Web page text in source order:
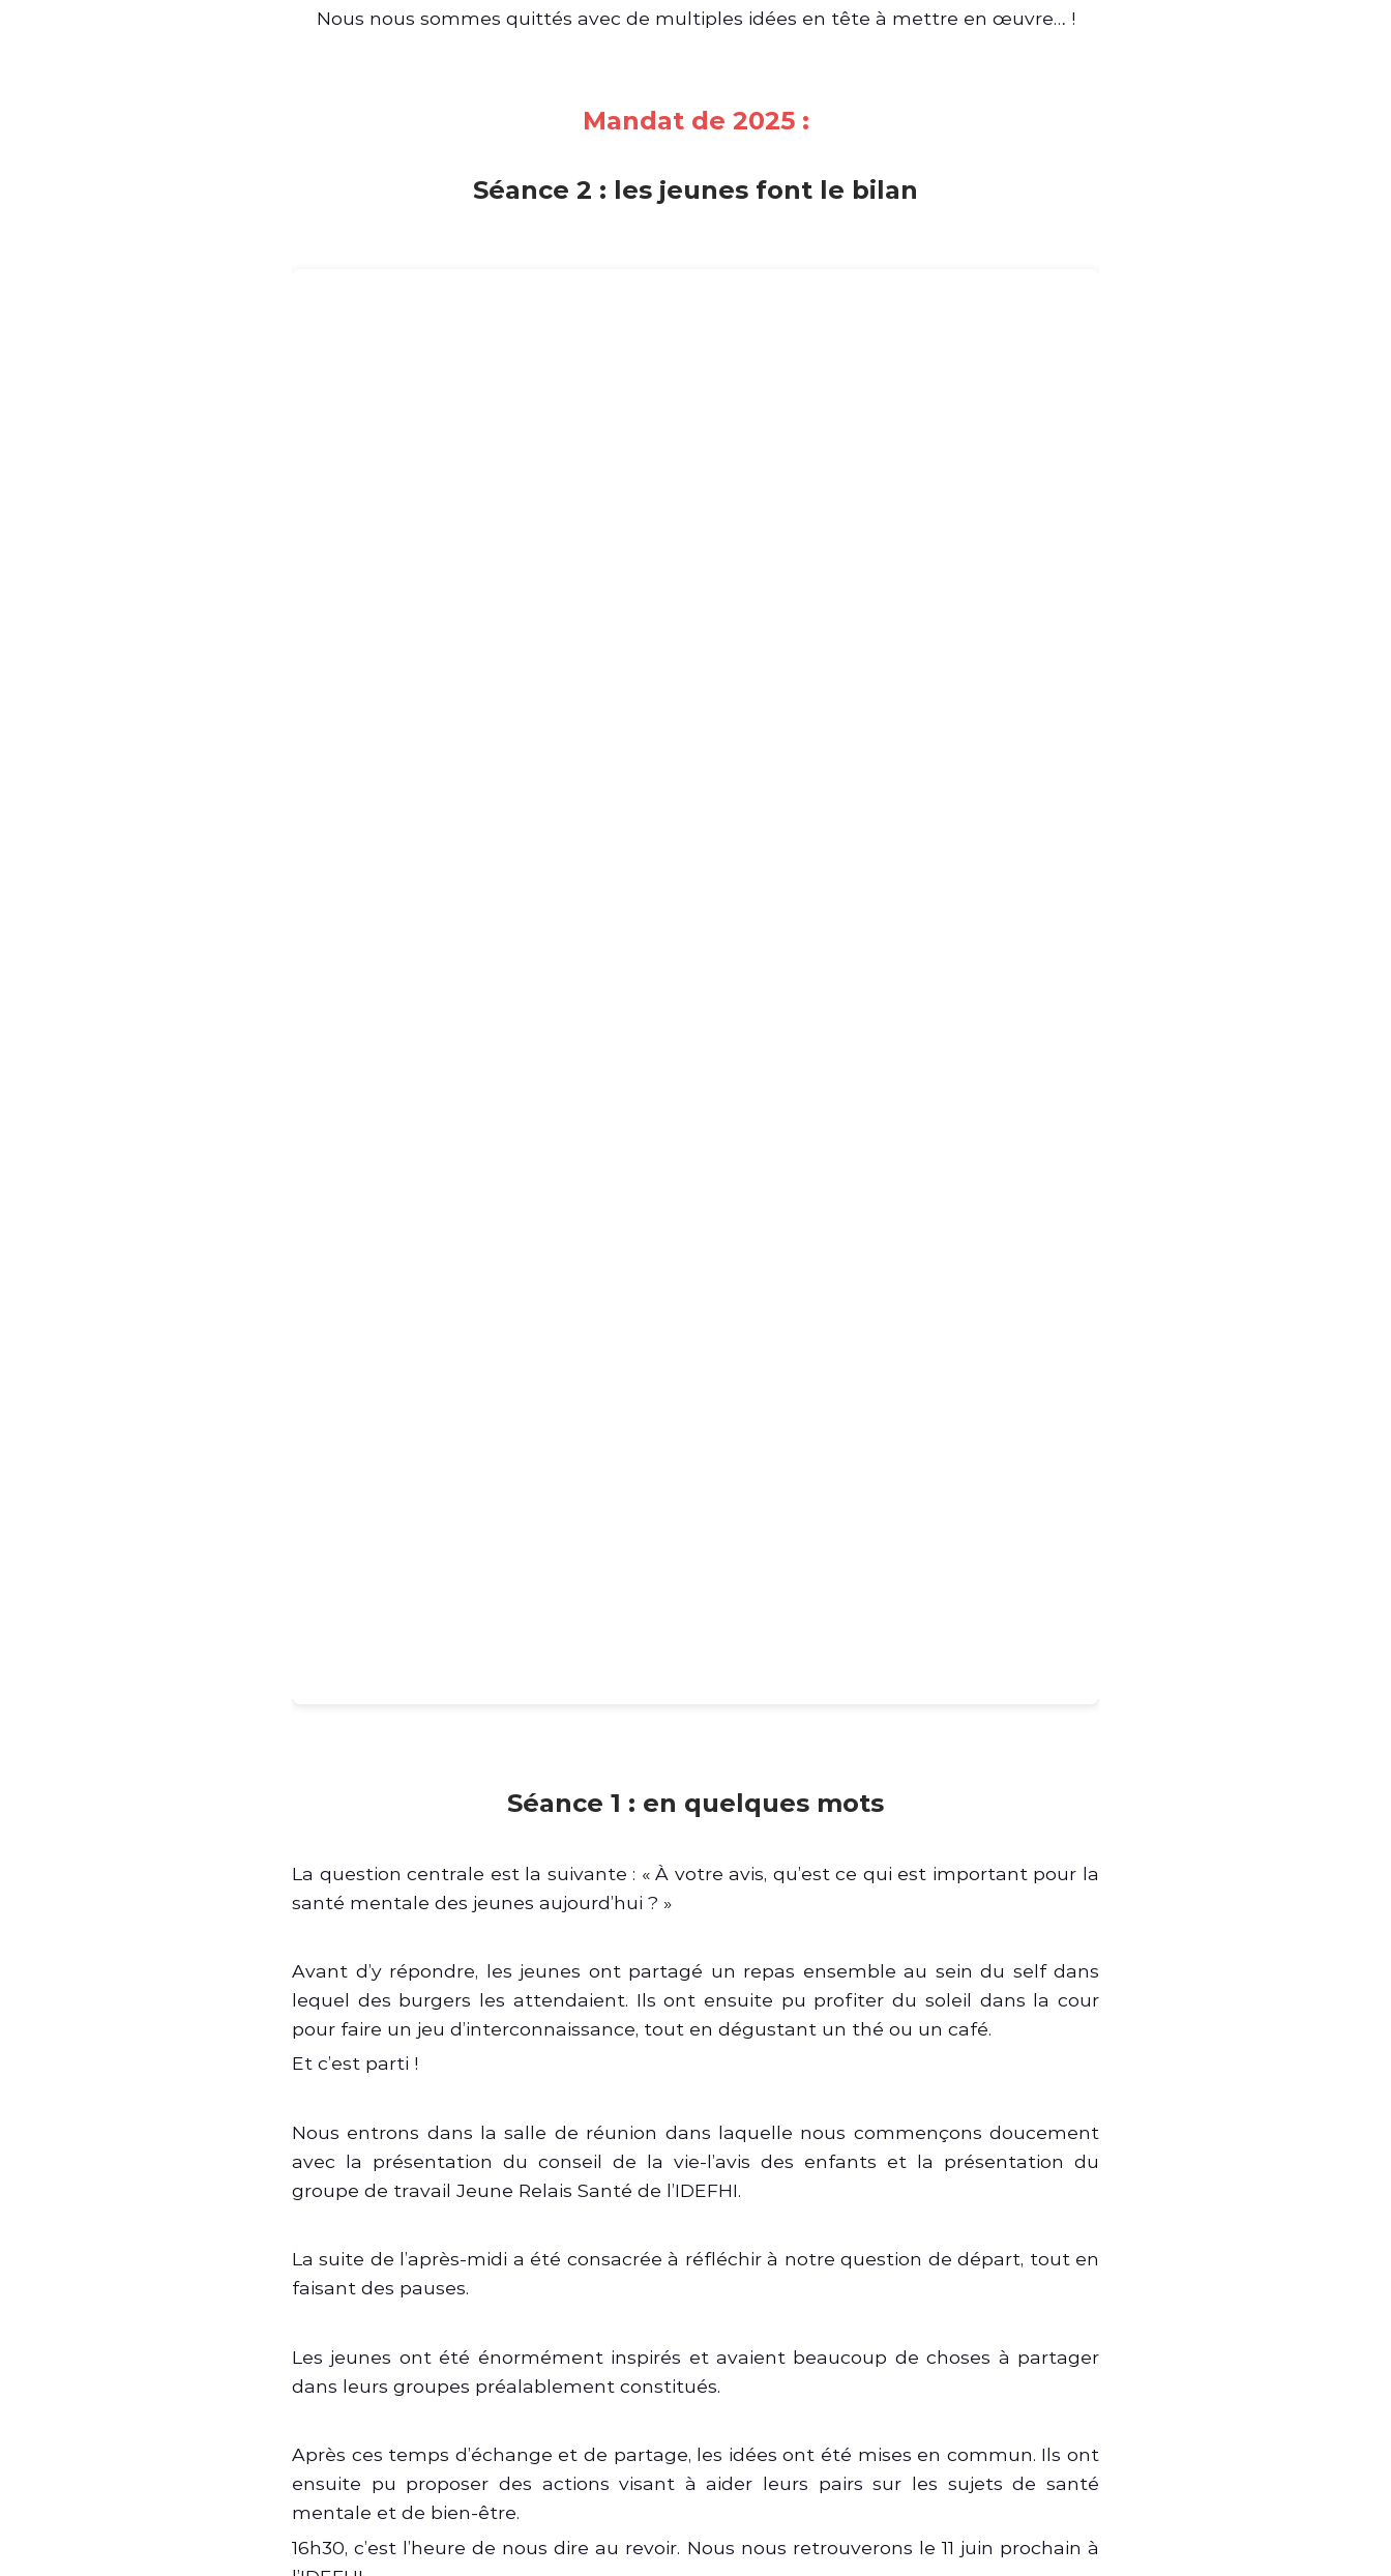
Nous nous sommes quittés avec de multiples idées en tête à mettre en œuvre… !
Mandat de 2025 :
Séance 2 : les jeunes font le bilan
Séance 1 : en quelques mots
La question centrale est la suivante : « À votre avis, qu’est ce qui est important pour la
santé mentale des jeunes aujourd’hui ? »
Avant d’y répondre, les jeunes ont partagé un repas ensemble au sein du self dans
lequel des burgers les attendaient. Ils ont ensuite pu profiter du soleil dans la cour
pour faire un jeu d’interconnaissance, tout en dégustant un thé ou un café.
Et c’est parti !
Nous entrons dans la salle de réunion dans laquelle nous commençons doucement
avec la présentation du conseil de la vie-l’avis des enfants et la présentation du
groupe de travail Jeune Relais Santé de l’IDEFHI.
La suite de l’après-midi a été consacrée à réfléchir à notre question de départ, tout en
faisant des pauses.
Les jeunes ont été énormément inspirés et avaient beaucoup de choses à partager
dans leurs groupes préalablement constitués.
Après ces temps d’échange et de partage, les idées ont été mises en commun. Ils ont
ensuite pu proposer des actions visant à aider leurs pairs sur les sujets de santé
mentale et de bien-être.
16h30, c’est l’heure de nous dire au revoir. Nous nous retrouverons le 11 juin prochain à